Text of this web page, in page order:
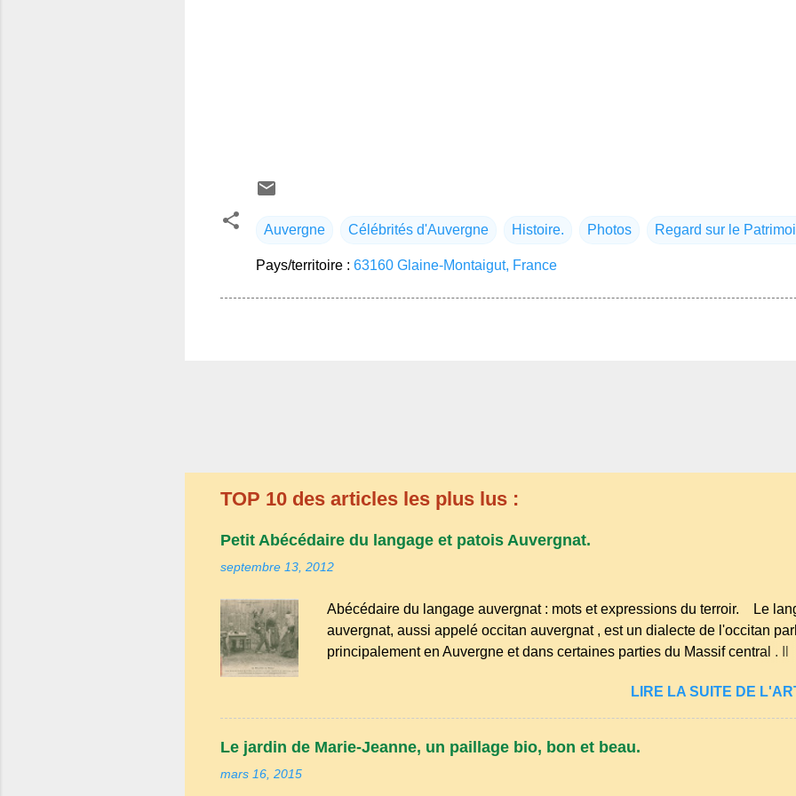
Auvergne Célébrités d'Auvergne Histoire. Photos Regard sur le
Pays/territoire : 63160 Glaine-Montaigut, France
TOP 10 des articles les plus lus :
Petit Abécédaire du langage et patois Auvergnat.
septembre 13, 2012
Abécédaire du langage auvergnat : mots et expressions du terroir. Le
auvergnat, aussi appelé occitan auvergnat , est un dialecte de l'occitan
principalement en Auvergne et dans certaines parties du Massif central . Il
nord-occitan . Bien que le nombre de locuteurs ait diminué au fil des
il reste une langue riche en expressions et en traditions. Par exemple, on
désigner quelqu'un de naïf). Souvenirs de la langue d’ Auvergne
LIRE LA SUITE DE
Le jardin de Marie-Jeanne, un paillage bio, bon et beau.
mars 16, 2015